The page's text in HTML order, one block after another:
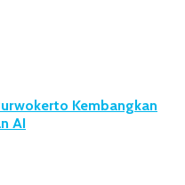
Kembangkan
AI